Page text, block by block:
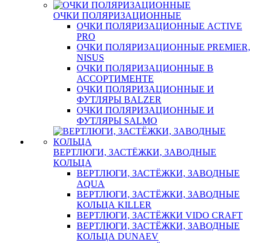
ОЧКИ ПОЛЯРИЗАЦИОННЫЕ
ОЧКИ ПОЛЯРИЗАЦИОННЫЕ ACTIVE
PRO
ОЧКИ ПОЛЯРИЗАЦИОННЫЕ PREMIER,
NISUS
ОЧКИ ПОЛЯРИЗАЦИОННЫЕ В
АССОРТИМЕНТЕ
ОЧКИ ПОЛЯРИЗАЦИОННЫЕ И
ФУТЛЯРЫ BALZER
ОЧКИ ПОЛЯРИЗАЦИОННЫЕ И
ФУТЛЯРЫ SALMO
ВЕРТЛЮГИ, ЗАСТЁЖКИ, ЗАВОДНЫЕ
КОЛЬЦА
ВЕРТЛЮГИ, ЗАСТЁЖКИ, ЗАВОДНЫЕ
AQUA
ВЕРТЛЮГИ, ЗАСТЁЖКИ, ЗАВОДНЫЕ
КОЛЬЦА KILLER
ВЕРТЛЮГИ, ЗАСТЁЖКИ VIDO CRAFT
ВЕРТЛЮГИ, ЗАСТЁЖКИ, ЗАВОДНЫЕ
КОЛЬЦА DUNAEV